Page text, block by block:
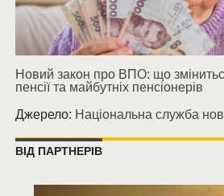
Новий закон про ВПО: що
пенсії та майбутніх пенсіонерів
Джерело: Національна служба
ВІД ПАРТНЕРІВ